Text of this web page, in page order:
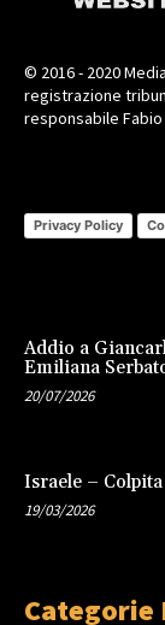
© 2016 - 2020
registrazione
responsabile
Privacy Policy
Addio a
Emiliana
20/07/2026
Israele –
19/03/2026
Categorie